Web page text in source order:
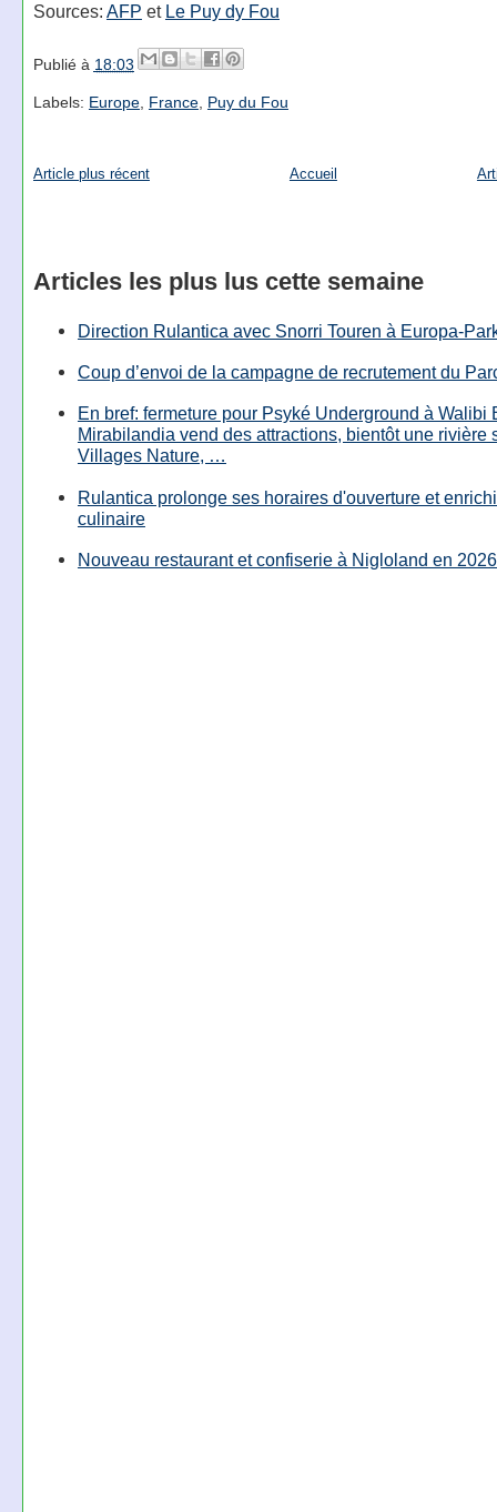
Sources: AFP et Le Puy dy Fou
Publié à 18:03
Labels: Europe, France, Puy du Fou
Article plus récent Accueil
Articles les plus lus cette semaine
Direction Rulantica avec Snorri Touren à Europa-
Coup d’envoi de la campagne de recrutement du
En bref: fermeture pour Psyké Underground à Walibi
Mirabilandia vend des attractions, bientôt une rivière
Villages Nature, …
Rulantica prolonge ses horaires d'ouverture et
culinaire
Nouveau restaurant et confiserie à Nigloland en 2026